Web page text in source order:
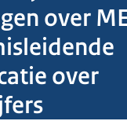
over
over